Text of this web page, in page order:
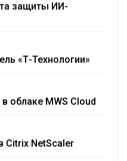
защиты ИИ-
«Т-Технологии»
облаке MWS Cloud
Citrix NetScaler